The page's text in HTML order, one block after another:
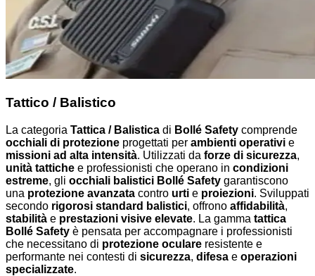
Tattico / Balistico
La categoria Tattica / Balistica di Bollé Safety comprende
occhiali di protezione progettati per ambienti operativi e
missioni ad alta intensità. Utilizzati da forze di sicurezza,
unità tattiche e professionisti che operano in condizioni
estreme, gli occhiali balistici Bollé Safety garantiscono
una protezione avanzata contro urti e proiezioni. Sviluppati
secondo rigorosi standard balistici, offrono affidabilità,
stabilità e prestazioni visive elevate. La gamma tattica
Bollé Safety è pensata per accompagnare i professionisti
che necessitano di protezione oculare resistente e
performante nei contesti di sicurezza, difesa e operazioni
specializzate.